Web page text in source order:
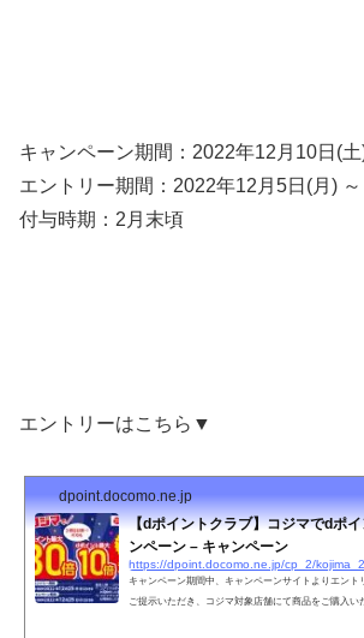
キャンペーン期間：2022年12月10日(
エントリー期間：2022年12月5日(月)
付与時期：2月末頃
エントリーはこちら▼
dpoint.docomo.ne.jp
【dポイントクラブ】コジマでdポ
ンペーン – キャンペーン
キャンペーン期間中、キャンペーンサイトよりエント
ご提示いただき、コジマ対象店舗にて商品をご購入い